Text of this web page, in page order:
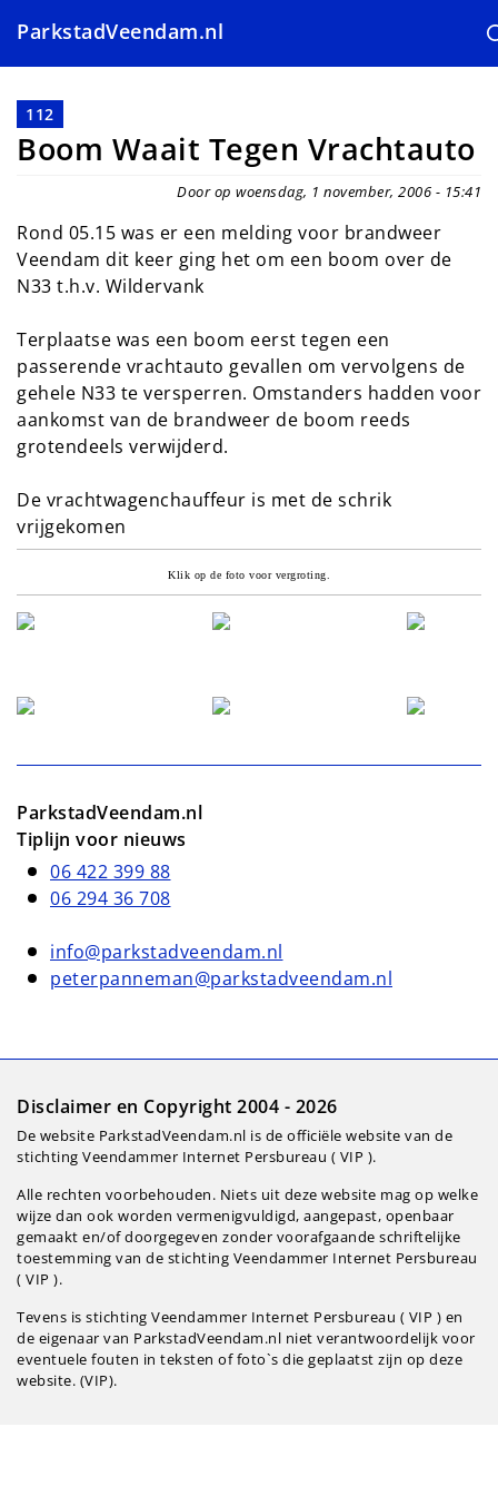
en
naar
de
ParkstadVeendam.nl
112
Boom Waait Tegen Vrachtauto
Door op woensdag, 1 november, 2006 - 15:41
Rond 05.15 was er een melding voor brandweer
Veendam dit keer ging het om een boom over de
N33 t.h.v. Wildervank
Terplaatse was een boom eerst tegen een
passerende vrachtauto gevallen om vervolgens de
gehele N33 te versperren. Omstanders hadden voor
aankomst van de brandweer de boom reeds
grotendeels verwijderd.
De vrachtwagenchauffeur is met de schrik
vrijgekomen
Klik op de foto voor vergroting.
ParkstadVeendam.nl
Tiplijn voor nieuws
06 422 399 88
06 294 36 708
info@parkstadveendam.nl
peterpanneman@parkstadveendam.nl
Disclaimer en Copyright 2004 - 2026
De website ParkstadVeendam.nl is de officiële website van de
stichting Veendammer Internet Persbureau ( VIP ).
Alle rechten voorbehouden. Niets uit deze website mag op welke
wijze dan ook worden vermenigvuldigd, aangepast, openbaar
gemaakt en/of doorgegeven zonder voorafgaande schriftelijke
toestemming van de stichting Veendammer Internet Persbureau
( VIP ).
Tevens is stichting Veendammer Internet Persbureau ( VIP ) en
de eigenaar van ParkstadVeendam.nl niet verantwoordelijk voor
eventuele fouten in teksten of foto`s die geplaatst zijn op deze
website. (VIP).